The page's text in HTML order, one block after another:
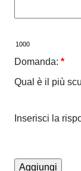
Domanda: *
Qual è il più
Inserisci la